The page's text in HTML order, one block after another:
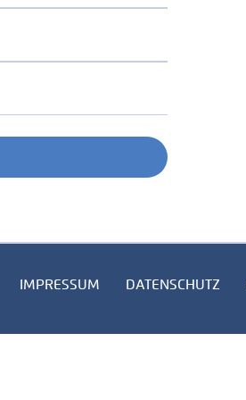
IMPRESSUM DATENSCHUTZ